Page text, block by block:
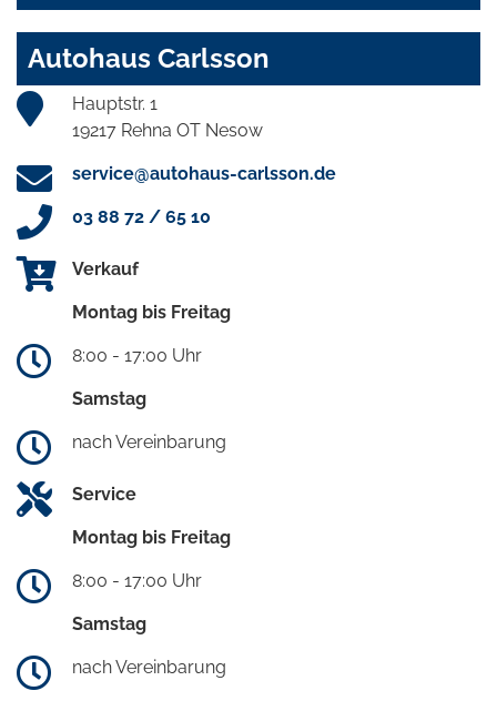
Autohaus Carlsson
Hauptstr. 1
19217 Rehna OT Nesow
service@autohaus-carlsson.de
03 88 72 / 65 10
Verkauf
Montag bis Freitag
8:00 - 17:00 Uhr
Samstag
nach Vereinbarung
Service
Montag bis Freitag
8:00 - 17:00 Uhr
Samstag
nach Vereinbarung